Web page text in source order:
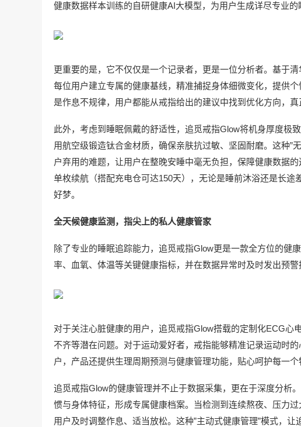
健康数据样本训练的自研健康AI大模型，为用户生成详尽专业的
更重要的是，它不仅仅是一个记录者，更是一位分析者。基于
每位用户建立专属的健康基线，精准捕捉身体细微变化，提供
是作息不规律，用户都能从戒指给出的建议中找到优化方向，真
此外，考虑到睡眠佩戴的舒适性，追觅戒指Glow将机身厚度极
用航空级锻造钛合金材质，确保亲肤抗过敏、坚固耐磨。这种”
户弃用的难题，让用户在整晚安睡中毫无负担，保障健康数据
单枚续航（搭配充电仓可达150天），无论是睡前沐浴还是长
好梦。
全天候健康监测，指尖上的私人健康管家
除了专业的睡眠追踪能力，追觅戒指Glow更是一款全方位的健
率、血氧、体温等关键健康指标，并在数据异常时及时发出预警
对于关注心脏健康的用户，追觅戒指Glow搭载的定制化ECG心
不齐等潜在问题。对于运动爱好者，戒指能够精准记录运动时
户，产品还提供生理周期预测与健康管理功能，贴心呵护每一个
追觅戒指Glow的健康管理并不止于数据采集，更在于深度分析
惯与身体特征，形成专属健康档案。当检测到连续熬夜、压力
用户及时调整作息、适当放松。这种”主动式健康管理”模式，